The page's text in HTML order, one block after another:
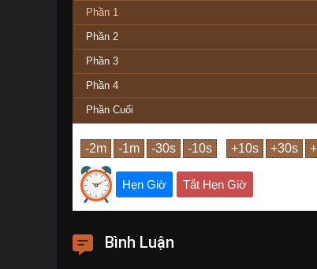
Phần 1
Phần 2
Phần 3
Phần 4
Phần Cuối
Hẹn Giờ Tắt Hẹn Giờ
Bình Luận